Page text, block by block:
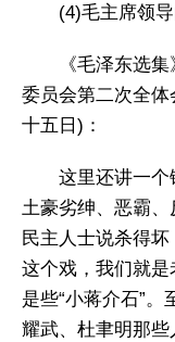
(4)毛主席领
《毛泽东选
委员会第二次全体
十五日)：
这里还讲一
土豪劣绅、恶霸
民主人士说杀得坏
这个戏，我们就
是些“小蒋介石”。
耀武、杜聿明那些